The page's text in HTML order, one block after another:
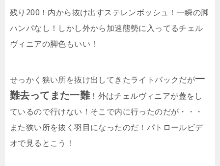
残り200！内から抜け出すステレンボッシュ！一瞬の脚
ハンパなし！しかし外から加速態勢に入ってるチェル
ヴィニアの脚色もいい！
せっかく狭い所を抜け出してきたライトバックだが一
難去ってまた一難！外はチェルヴィニアが蓋をし
ているので行けない！そこで内に行ったのだが・・・
また狭い所を抜く羽目になったのだ！パトロールビデ
オで見るとこう！